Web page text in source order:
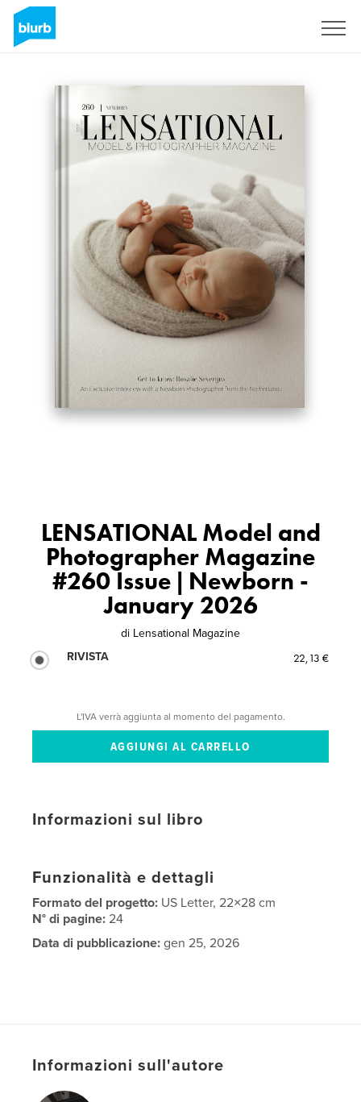
LENSATIONAL Model and
Photographer Magazine
#260 Issue | Newborn -
January 2026
di Lensational Magazine
RIVISTA
22,13 €
L'IVA verrà aggiunta al momento del pagamento.
Informazioni sul libro
Funzionalità e dettagli
Formato del progetto: US Letter, 22×28 cm
N° di pagine:24
Data di pubblicazione: gen 25, 2026
Informazioni sull'autore